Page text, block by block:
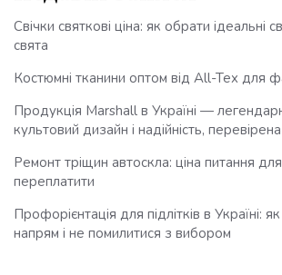
Свічки святкові ціна: як обрати ідеальні
свята
Костюмні тканини оптом від All-Tex для
Продукція Marshall в Україні —
культовий дизайн і надійність,
Ремонт тріщин автоскла: ціна питання
переплатити
Профорієнтація для підлітків в Україні:
напрям і не помилитися з вибором